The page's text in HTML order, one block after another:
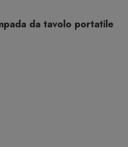
da tavolo portatile